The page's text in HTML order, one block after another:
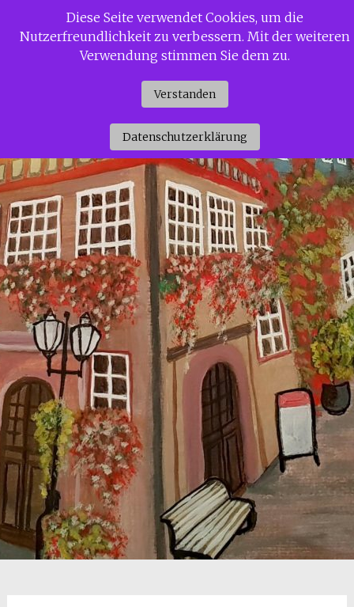
InhaltSiggi Gerdaus Welt
Diese Seite verwendet Cookies, um die
Nutzerfreundlichkeit zu verbessern. Mit der weiteren
Verwendung stimmen Sie dem zu.
Verstanden
Datenschutzerklärung